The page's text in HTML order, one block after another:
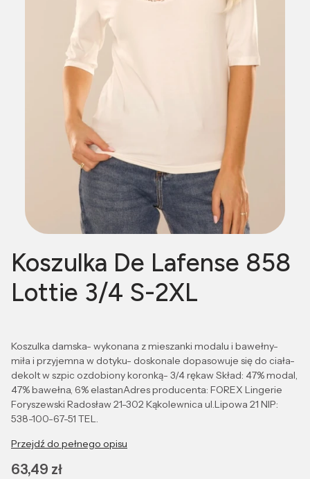
Koszulka De Lafense 858
Lottie 3/4 S-2XL
Koszulka damska- wykonana z mieszanki modalu i bawełny-
miła i przyjemna w dotyku- doskonale dopasowuje się do ciała-
dekolt w szpic ozdobiony koronką- 3/4 rękaw Skład: 47% modal,
47% bawełna, 6% elastanAdres producenta: FOREX Lingerie
Foryszewski Radosław 21-302 Kąkolewnica ul.Lipowa 21 NIP:
538-100-67-51 TEL.
Przejdź do pełnego opisu
Cena
63,49 zł